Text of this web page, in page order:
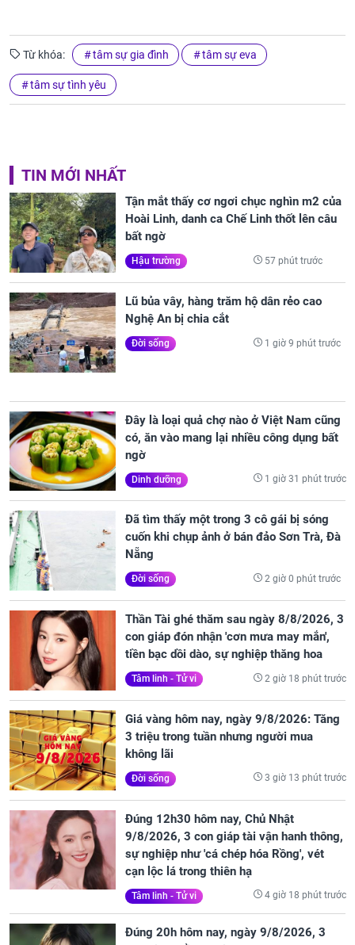
Từ khóa: tâm sự gia đình tâm sự eva
tâm sự tình yêu
TIN MỚI NHẤT
Tận mắt thấy cơ ngơi chục nghìn m2 của
Hoài Linh, danh ca Chế Linh thốt lên câu
bất ngờ
Hậu trường 57 phút trước
Lũ bủa vây, hàng trăm hộ dân rẻo cao
Nghệ An bị chia cắt
Đời sống 1 giờ 9 phút trước
Đây là loại quả chợ nào ở Việt Nam cũng
có, ăn vào mang lại nhiều công dụng bất
ngờ
Dinh dưỡng 1 giờ 31 phút trước
Đã tìm thấy một trong 3 cô gái bị sóng
cuốn khi chụp ảnh ở bán đảo Sơn Trà, Đà
Nẵng
Đời sống 2 giờ 0 phút trước
Thần Tài ghé thăm sau ngày 8/8/2026, 3
con giáp đón nhận 'cơn mưa may mắn',
tiền bạc dồi dào, sự nghiệp thăng hoa
Tâm linh - Tử vi 2 giờ 18 phút trước
Giá vàng hôm nay, ngày 9/8/2026: Tăng
3 triệu trong tuần nhưng người mua
không lãi
Đời sống 3 giờ 13 phút trước
Đúng 12h30 hôm nay, Chủ Nhật
9/8/2026, 3 con giáp tài vận hanh thông,
sự nghiệp như 'cá chép hóa Rồng', vét
cạn lộc lá trong thiên hạ
Tâm linh - Tử vi 4 giờ 18 phút trước
Đúng 20h hôm nay, ngày 9/8/2026, 3